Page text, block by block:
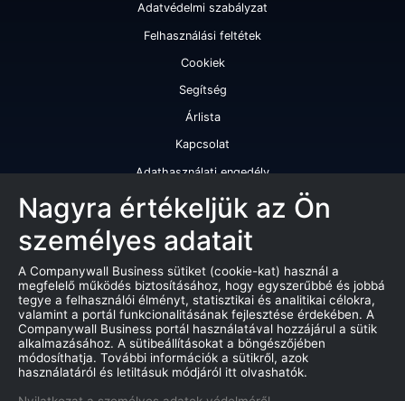
Adatvédelmi szabályzat
Felhasználási feltétek
Cookiek
Segítség
Árlista
Kapcsolat
Adathasználati engedély
Szolgáltatásaink
Cégminősítés
Cégminősítési riport
Kiváló cégminősítési tanúsítvány
Termékek
Companywall Business - Adattovábbítási szerződés
Nagyra értékeljük az Ön
személyes adatait
A Companywall Business sütiket (cookie-kat) használ a
megfelelő működés biztosításához, hogy egyszerűbbé és jobbá
tegye a felhasználói élményt, statisztikai és analitikai célokra,
valamint a portál funkcionalitásának fejlesztése érdekében. A
Companywall Business portál használatával hozzájárul a sütik
alkalmazásához. A sütibeállításokat a böngészőjében
módosíthatja. További információk a sütikről, azok
használatáról és letiltásuk módjáról itt olvashatók.